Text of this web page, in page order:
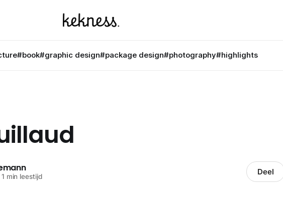
#book#graphic design#package design#photography#highlights
min leestijd Deel